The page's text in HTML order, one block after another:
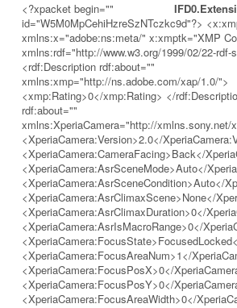
<?xpacket begin=""
id="W5M0MpCehiHzreSzNTczkc9d"?>
xmlns:x="adobe:ns:meta/" x:xmptk="XMP
xmlns:rdf="http://www.w3.org/1999/02/22-rdf-
<rdf:Description rdf:about=""
xmlns:xmp="http://ns.adobe.com/xap/1.0/">
<xmp:Rating>0</xmp:Rating> </
rdf:about=""
xmlns:XperiaCamera="http://xmlns.sony.net/
<XperiaCamera:Version>2.0</
<XperiaCamera:CameraFacing>Back</
<XperiaCamera:AsrSceneMode>Auto</
<XperiaCamera:AsrSceneCondition>Auto</
<XperiaCamera:AsrClimaxScene>None</
<XperiaCamera:AsrClimaxDuration>0</
<XperiaCamera:AsrIsMacroRange>0</
<XperiaCamera:FocusAreaNum>1</
<XperiaCamera:FocusPosX>0</
<XperiaCamera:FocusPosY>0</
<XperiaCamera:FocusAreaWidth>0</